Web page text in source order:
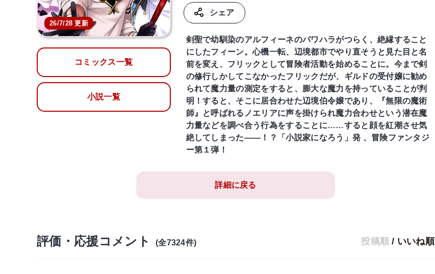
26/7/28 更新
コミックス一覧
小説一覧
シェア
剣聖で幼馴染のアルフィーネのパワハラがつらく、絶縁すること
にしたフィーン。心機一転、辺境都市でやり直そうと見た目と名
前を変え、フリックとして冒険者活動を始めることに。今まで剣
の修行しかしてこなかったフリックだが、ギルドの受付嬢に勧め
られて魔力量の測定をすると、膨大な魔力を持っていることが判
明！すると、そこに居合わせた辺境伯令嬢であり、『無限の魔術
師』と呼ばれるノエリアに声を掛けられ魔力合わせという潜在魔
力量などを調べ合う行為をすることに……すると顔を紅潮させ気
絶してしまった――！？「小説家になろう」発 、冒険ファンタジ
ー第１弾！
詳細に戻る
評価・応援コメント (全7324件) 投稿順 / いいね順